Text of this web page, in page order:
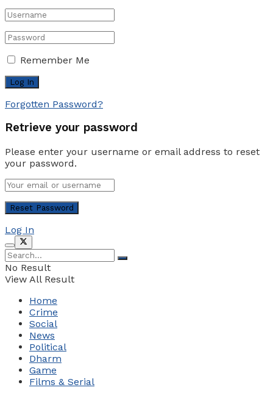
Remember Me
Forgotten Password?
Retrieve your password
Please enter your username or email address to reset
your password.
Log In
No Result
View All Result
Home
Crime
Social
News
Political
Dharm
Game
Films & Serial